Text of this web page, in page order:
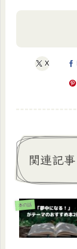
X
関連記事
本の話